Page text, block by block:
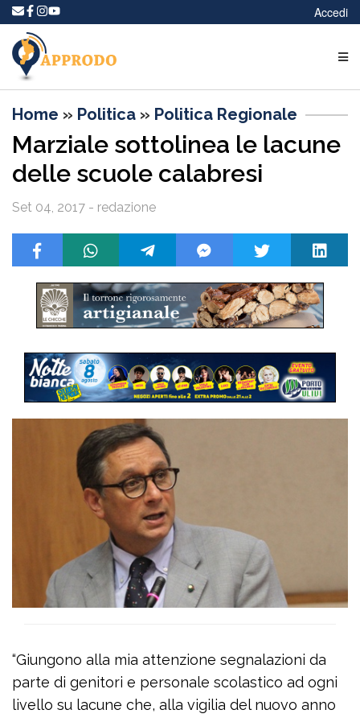
Accedi
Home » Politica » Politica Regionale
Marziale sottolinea le lacune
delle scuole calabresi
Set 04, 2017 - redazione
“Giungono alla mia attenzione segnalazioni da
parte di genitori e personale scolastico ad ogni
livello su lacune che, alla vigilia del nuovo anno